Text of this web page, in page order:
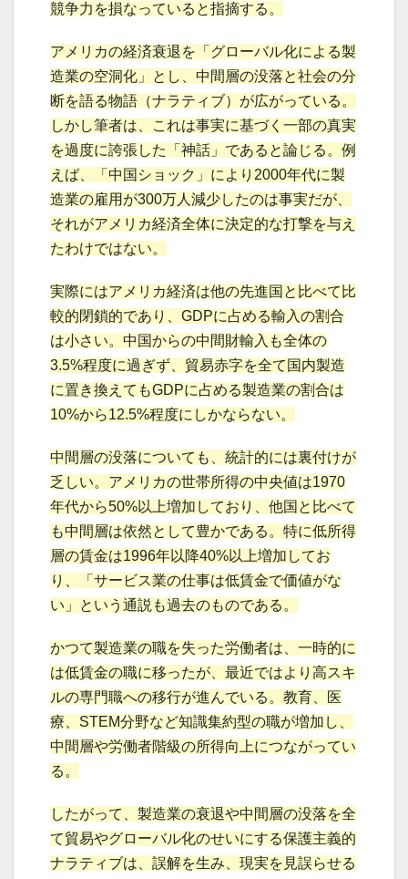
競争力を損なっていると指摘する。
アメリカの経済衰退を「グローバル化による製
造業の空洞化」とし、中間層の没落と社会の分
断を語る物語（ナラティブ）が広がっている。
しかし筆者は、これは事実に基づく一部の真実
を過度に誇張した「神話」であると論じる。例
えば、「中国ショック」により2000年代に製
造業の雇用が300万人減少したのは事実だが、
それがアメリカ経済全体に決定的な打撃を与え
たわけではない。
実際にはアメリカ経済は他の先進国と比べて比
較的閉鎖的であり、GDPに占める輸入の割合
は小さい。中国からの中間財輸入も全体の
3.5%程度に過ぎず、貿易赤字を全て国内製造
に置き換えてもGDPに占める製造業の割合は
10%から12.5%程度にしかならない。
中間層の没落についても、統計的には裏付けが
乏しい。アメリカの世帯所得の中央値は1970
年代から50%以上増加しており、他国と比べて
も中間層は依然として豊かである。特に低所得
層の賃金は1996年以降40%以上増加してお
り、「サービス業の仕事は低賃金で価値がな
い」という通説も過去のものである。
かつて製造業の職を失った労働者は、一時的に
は低賃金の職に移ったが、最近ではより高スキ
ルの専門職への移行が進んでいる。教育、医
療、STEM分野など知識集約型の職が増加し、
中間層や労働者階級の所得向上につながってい
る。
したがって、製造業の衰退や中間層の没落を全
て貿易やグローバル化のせいにする保護主義的
ナラティブは、誤解を生み、現実を見誤らせる